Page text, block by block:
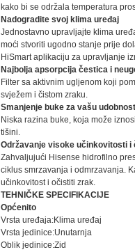
kako bi se održala temperatura
Nadogradite svoj klima uređaj
Jednostavno upravljajte klima
moći stvoriti ugodno stanje prije
HiSmart aplikaciju za upravljanje
Najbolja apsorpcija čestica i
Filter sa aktivnim ugljenom koji
svježem i čistom zraku.
Smanjenje buke za vašu udobnost
Niska razina buke, koja može
tišini.
Održavanje visoke učinkovitosti i
Zahvaljujući Hisense hidrofilno
ciklus smrzavanja i odmrzavanja.
učinkovitost i očistiti zrak.
TEHNIČKE SPECIFIKACIJE
Općenito
Vrsta uređaja:Klima uređaj
Vrsta jedinice:Unutarnja
Oblik jedinice:Zid